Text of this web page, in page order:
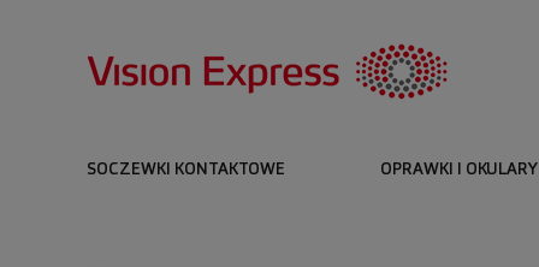
SOCZEWKI KONTAKTOWE OPRAWKI I